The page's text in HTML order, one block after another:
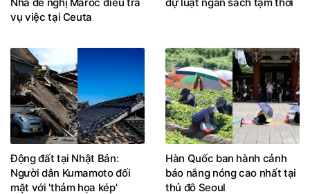
vụ việc tại Ceuta
Động đất tại Nhật Bản:
Người dân Kumamoto đối
mặt với 'thảm họa kép'
Hàn Quốc ban hành cảnh
báo nắng nóng cao nhất tại
thủ đô Seoul